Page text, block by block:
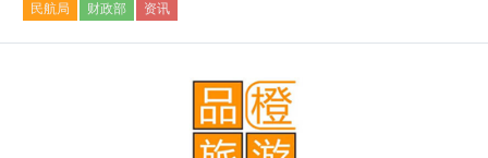
民航局 财政部 资讯